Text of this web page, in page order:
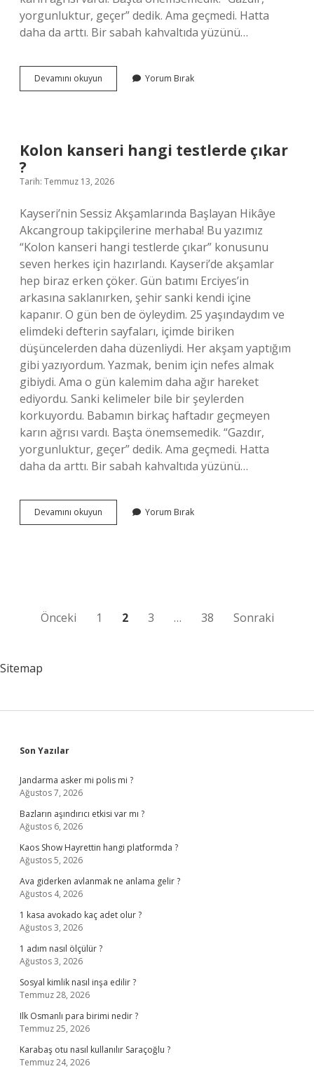
yorgunluktur, geçer” dedik. Ama geçmedi. Hatta
daha da arttı. Bir sabah kahvaltıda yüzünü…
Devamını okuyun
kanseri
Yorum Bırak
Kolon kanseri hangi testlerde çıkar
?
Tarih: Temmuz 13, 2026
Kayseri’nin Sessiz Akşamlarında Başlayan Hikâye
Akcangroup takipçilerine merhaba! Bu yazımız
“Kolon kanseri hangi testlerde çıkar” konusunu
seven herkes için hazırlandı. Kayseri’de akşamlar
hep biraz erken çöker. Gün batımı Erciyes’in
arkasına saklanırken, şehir sanki kendi içine
kapanır. O gün ben de öyleydim. 25 yaşındaydım ve
elimdeki defterin sayfaları, içimde biriken
düşüncelerden daha düzenliydi. Her akşam yaptığım
gibi yazıyordum. Yazmak, benim için nefes almak
gibiydi. Ama o gün kalemim daha ağır hareket
ediyordu. Sanki kelimeler bile bir şeylerden
korkuyordu. Babamın birkaç haftadır geçmeyen
karın ağrısı vardı. Başta önemsemedik. “Gazdır,
yorgunluktur, geçer” dedik. Ama geçmedi. Hatta
daha da arttı. Bir sabah kahvaltıda yüzünü…
Devamını okuyun
kanseri
Yorum Bırak
Yazı
Önceki 1 2 3 … 38 Sonraki
Sitemap
Sidebar
Son Yazılar
Jandarma asker mi polis mi ?
Ağustos 7, 2026
Bazların aşındırıcı etkisi var mı ?
Ağustos 6, 2026
Kaos Show Hayrettin hangi platformda ?
Ağustos 5, 2026
Ava giderken avlanmak ne anlama gelir ?
Ağustos 4, 2026
1 kasa avokado kaç adet olur ?
Ağustos 3, 2026
1 adım nasıl ölçülür ?
Ağustos 3, 2026
Sosyal kimlik nasıl inşa edilir ?
Temmuz 28, 2026
Ilk Osmanlı para birimi nedir ?
Temmuz 25, 2026
Karabaş otu nasıl kullanılır Saraçoğlu ?
Temmuz 24, 2026